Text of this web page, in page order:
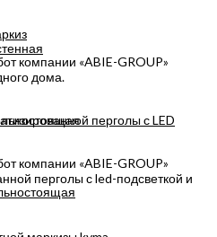
компании «ABIE-GROUP»
дома.
компании «ABIE-GROUP»
перголы с led-подсветкой и